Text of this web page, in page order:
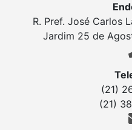
R. Pref. José Carlos
Jardim 25 de
(21)
(21)